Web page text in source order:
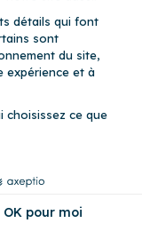
Suivant
Les Sables-